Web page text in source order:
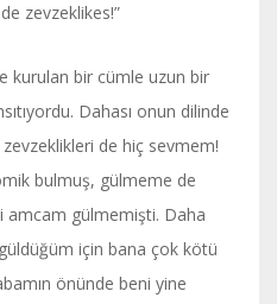
zevzeklikes!”
kurulan bir cümle uzun bir
Dahası onun dilinde
de hiç sevmem!
bulmuş, gülmeme de
amcam gülmemişti. Daha
için bana çok kötü
önünde beni yine